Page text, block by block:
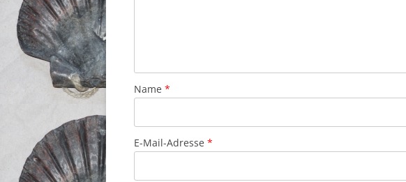
Name *
E-Mail-Adresse *